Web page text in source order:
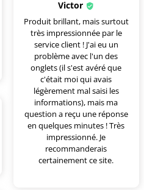
Victor
Produit brillant, mais surtout
très impressionnée par le
service client ! J'ai eu un
problème avec l'un des
onglets (il s'est avéré que
c'était moi qui avais
légèrement mal saisi les
informations), mais ma
question a reçu une réponse
en quelques minutes ! Très
impressionné. Je
recommanderais
certainement ce site.